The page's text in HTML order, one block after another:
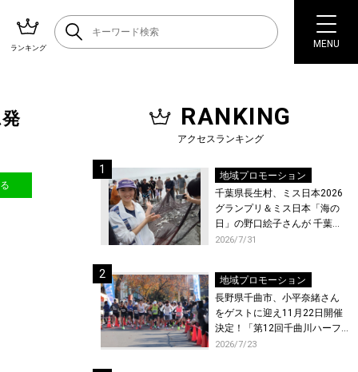
ランキング MENU
RANKING
アクセスランキング
地域プロモーション
千葉県長生村、ミス日本2026
グランプリ＆ミス日本「海の
日」の野口絵子さんが 千葉県
唯一の村・長生村で地引網を
2026/7/31
地域プロモーション
長野県千曲市、小平奈緒さん
をゲストに迎え11月22日開催
決定！「第12回千曲川ハーフ
マラソン」エントリー受付開
2026/7/23